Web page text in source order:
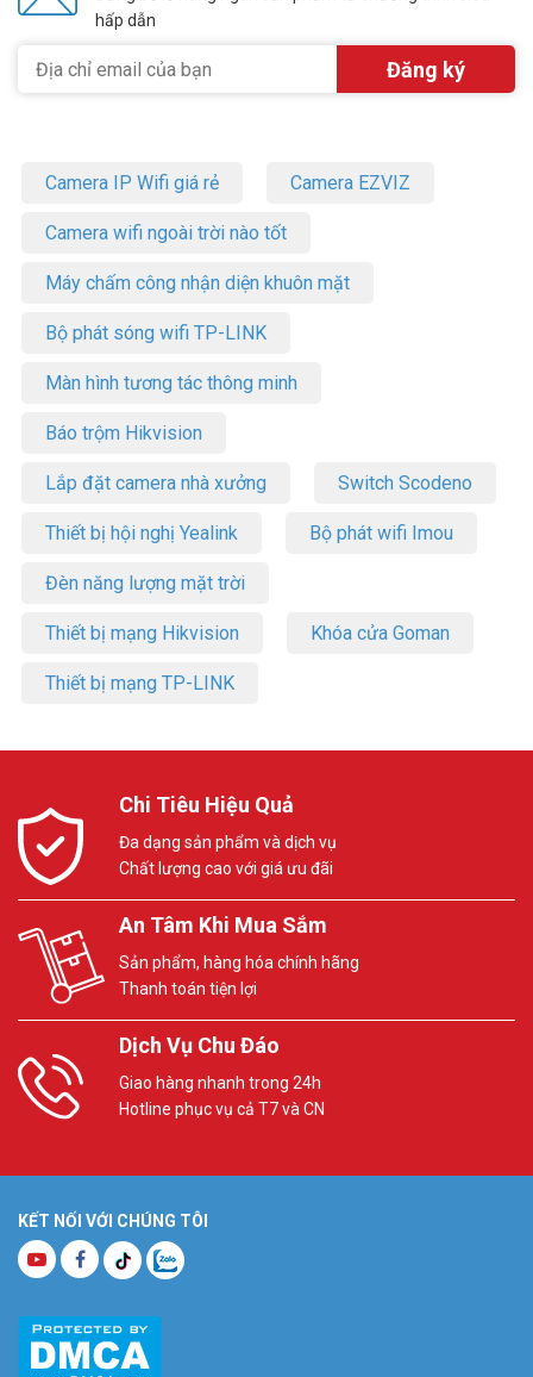
Vuhoangtelecomnhé.
hấp dẫn
Camera IP Wifi giá rẻ Camera EZVIZ
Camera wifi ngoài trời nào tốt
Máy chấm công nhận diện khuôn mặt
Bộ phát sóng wifi TP-LINK
Màn hình tương tác thông minh
Báo trộm Hikvision
Lắp đặt camera nhà xưởng Switch Scodeno
Thiết bị hội nghị Yealink Bộ phát wifi Imou
Đèn năng lượng mặt trời
Thiết bị mạng Hikvision Khóa cửa Goman
Thiết bị mạng TP-LINK
Chi Tiêu Hiệu Quả
Đa dạng sản phẩm và dịch vụ
Chất lượng cao với giá ưu đãi
An Tâm Khi Mua Sắm
Sản phẩm, hàng hóa chính hãng
Thanh toán tiện lợi
Dịch Vụ Chu Đáo
Giao hàng nhanh trong 24h
Hotline phục vụ cả T7 và CN
KẾT NỐI VỚI CHÚNG TÔI